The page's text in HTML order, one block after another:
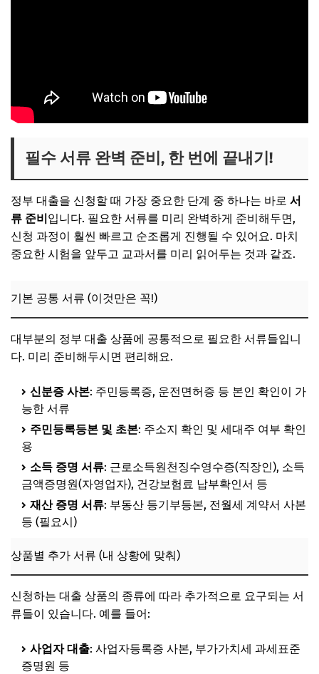
필수 서류 완벽 준비, 한 번에 끝내기!
정부 대출을 신청할 때 가장 중요한 단계 중 하나는 바로 서
류 준비입니다. 필요한 서류를 미리 완벽하게 준비해두면,
신청 과정이 훨씬 빠르고 순조롭게 진행될 수 있어요. 마치
중요한 시험을 앞두고 교과서를 미리 읽어두는 것과 같죠.
기본 공통 서류 (이것만은 꼭!)
대부분의 정부 대출 상품에 공통적으로 필요한 서류들입니
다. 미리 준비해두시면 편리해요.
신분증 사본: 주민등록증, 운전면허증 등 본인 확인이 가
능한 서류
주민등록등본 및 초본: 주소지 확인 및 세대주 여부 확인
용
소득 증명 서류: 근로소득원천징수영수증(직장인), 소득
금액증명원(자영업자), 건강보험료 납부확인서 등
재산 증명 서류: 부동산 등기부등본, 전월세 계약서 사본
등 (필요시)
상품별 추가 서류 (내 상황에 맞춰)
신청하는 대출 상품의 종류에 따라 추가적으로 요구되는 서
류들이 있습니다. 예를 들어:
사업자 대출: 사업자등록증 사본, 부가가치세 과세표준
증명원 등